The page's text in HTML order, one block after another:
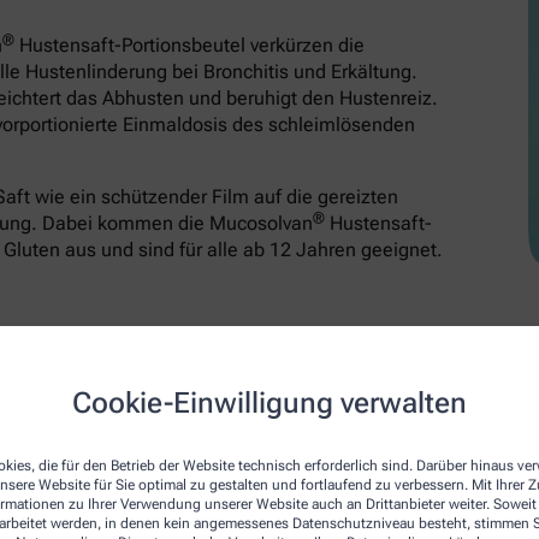
Cookie-Einwilligung verwalten
die für den Betrieb der Website technisch erforderlich sind. Darüber hinaus
Website für Sie optimal zu gestalten und fortlaufend zu verbessern. Mit Ihrer
zu Ihrer Verwendung unserer Website auch an Drittanbieter weiter. Soweit
werden, in denen kein angemessenes Datenschutzniveau besteht, stimmen
® Hustensaft-Portionsbeutel verkürzen die
Hustenlinderung bei Bronchitis und Erkältung.
das Abhusten und beruhigt den Hustenreiz.
Einmaldosis des schleimlösenden
wie ein schützender Film auf die gereizten
Dabei kommen die Mucosolvan® Hustensaft-
aus und sind für alle ab 12 Jahren geeignet.
Ohne Alkohol
Ab 2 Jahren
Levodropropizin